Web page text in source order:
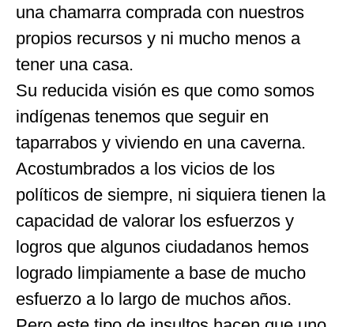
una chamarra comprada con nuestros
propios recursos y ni mucho menos a
tener una casa.
Su reducida visión es que como somos
indígenas tenemos que seguir en
taparrabos y viviendo en una caverna.
Acostumbrados a los vicios de los
políticos de siempre, ni siquiera tienen la
capacidad de valorar los esfuerzos y
logros que algunos ciudadanos hemos
logrado limpiamente a base de mucho
esfuerzo a lo largo de muchos años.